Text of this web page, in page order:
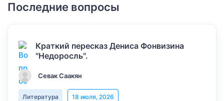
Последние вопросы
Краткий пересказ Дениса Фонвизина
"Недоросль".
Севак Саакян
Литература 18 июля, 2026